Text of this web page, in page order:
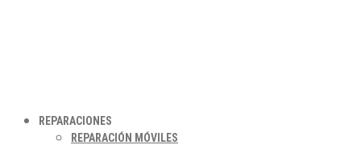
REPARACIONES
REPARACIÓN MÓVILES